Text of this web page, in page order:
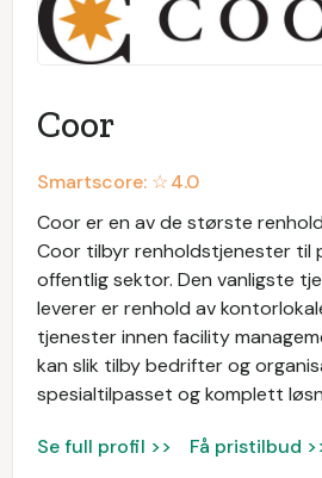
Coor
Smartscore: ☆4.0
Coor er en av de største
Coor tilbyr renholdstjenester til
offentlig sektor. Den vanligste
leverer er renhold av
tjenester innen facility
kan slik tilby bedrifter og
spesialtilpasset og komplett
Se full profil >> Få pristilbud